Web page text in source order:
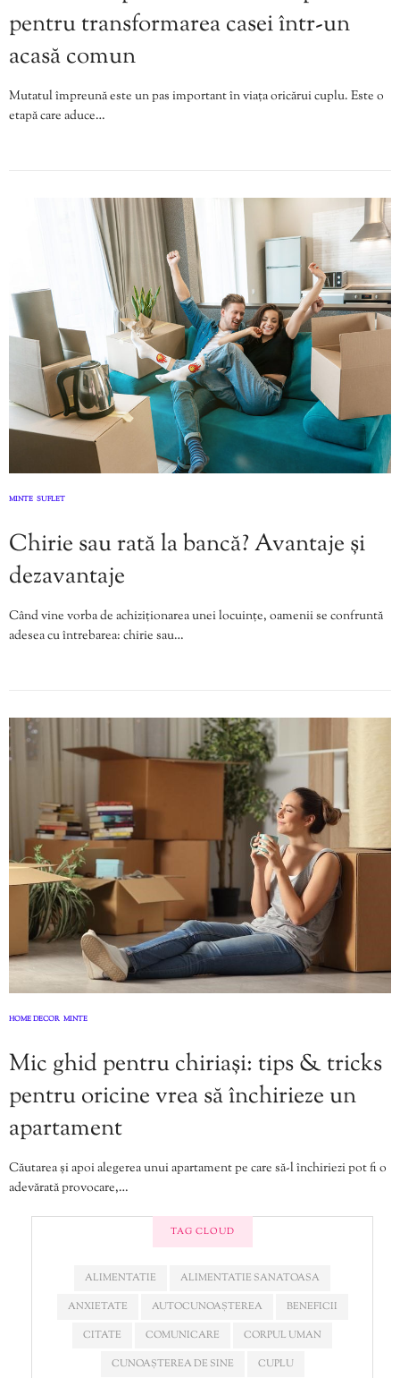
pentru transformarea casei într-un
acasă comun
Mutatul împreună este un pas important în viața oricărui cuplu. Este o
etapă care aduce…
MINTE SUFLET
Chirie sau rată la bancă? Avantaje și
dezavantaje
Când vine vorba de achiziționarea unei locuințe, oamenii se confruntă
adesea cu întrebarea: chirie sau…
HOME DECOR MINTE
Mic ghid pentru chiriași: tips & tricks
pentru oricine vrea să închirieze un
apartament
Căutarea și apoi alegerea unui apartament pe care să-l închiriezi pot fi o
adevărată provocare,…
TAG CLOUD
ALIMENTATIE
ALIMENTATIE SANATOASA
ANXIETATE
AUTOCUNOAȘTEREA
BENEFICII
CITATE
COMUNICARE
CORPUL UMAN
CUNOAȘTEREA DE SINE
CUPLU